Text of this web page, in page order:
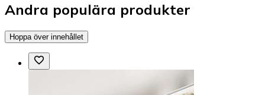
Andra populära produkter
Hoppa över innehållet